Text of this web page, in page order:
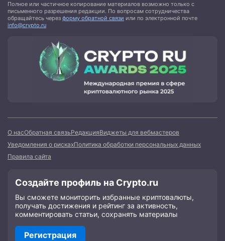
Полное или частичное копирование материалов возможно только с
письменного разрешения редакции. По вопросам сотрудничества
обращайтесь через форму обратной связи или по электронной почте
info@crypto.ru
О насОбратная связьРедакцияВиджеты для вебмастеров
Уведомления о рискахПолитика обработки персональных данных
Правила сайта
Создайте профиль на Crypto.ru
Вы сможете мониторить избранные криптовалюты,
получать достижения и рейтинг за активность,
комментировать статьи, сохранять материалы
Регистрация